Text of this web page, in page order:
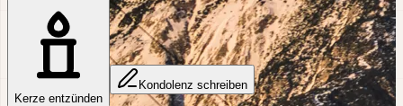
Kerze entzünden
Kondolenz schreiben